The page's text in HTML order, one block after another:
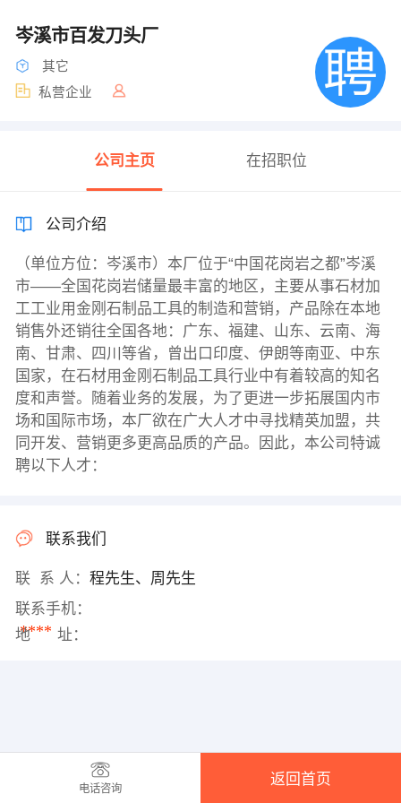
岑溪市百发刀头厂
其它
私营企业
公司主页 在招职位
公司介绍
（单位方位：岑溪市）本厂位于“中国花岗岩之都”岑溪
市——全国花岗岩储量最丰富的地区，主要从事石材加
工工业用金刚石制品工具的制造和营销，产品除在本地
销售外还销往全国各地：广东、福建、山东、云南、海
南、甘肃、四川等省，曾出口印度、伊朗等南亚、中东
国家，在石材用金刚石制品工具行业中有着较高的知名
度和声誉。随着业务的发展，为了更进一步拓展国内市
场和国际市场，本厂欲在广大人才中寻找精英加盟，共
同开发、营销更多更高品质的产品。因此，本公司特诚
聘以下人才：
联系我们
联 系 人： 程先生、周先生
联系手机：
****
地 址：
电话咨询
返回首页